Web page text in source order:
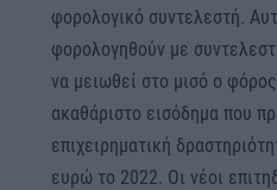
φορολογικό συντελεστή.
φορολογηθούν με
να μειωθεί στο μισό ο
ακαθάριστο εισόδημα που
επιχειρηματική
ευρώ το 2022. Οι νέοι